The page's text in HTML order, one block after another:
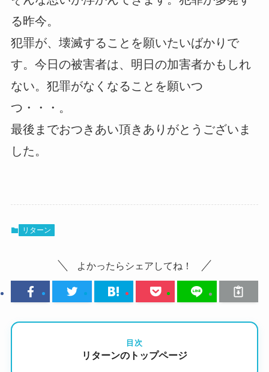
る昨今。
犯罪が、壊滅することを願いたいばかりで
す。今日の被害者は、明日の加害者かもしれ
ない。犯罪がなくなることを願いつ
つ・・・。
最後までおつきあい頂きありがとうございま
した。
リターン
よかったらシェアしてね！
目次
リターンのトップページ